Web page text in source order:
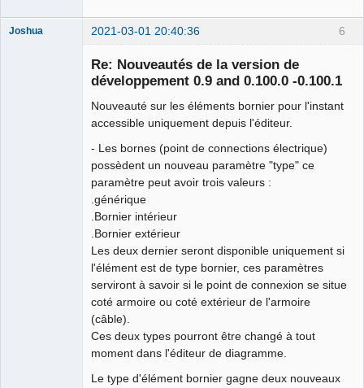
6
Joshua 2021-03-01 20:40:36
Re: Nouveautés de la version de
développement 0.9 and 0.100.0 -0.100.1
Nouveauté sur les éléments bornier pour l'instant
accessible uniquement depuis l'éditeur.
- Les bornes (point de connections électrique)
possèdent un nouveau paramètre "type" ce
paramètre peut avoir trois valeurs :
.générique
.Bornier intérieur
.Bornier extérieur
Les deux dernier seront disponible uniquement si
l'élément est de type bornier, ces paramètres
serviront à savoir si le point de connexion se situe
coté armoire ou coté extérieur de l'armoire
(câble).
Ces deux types pourront être changé à tout
moment dans l'éditeur de diagramme.
Le type d'élément bornier gagne deux nouveaux